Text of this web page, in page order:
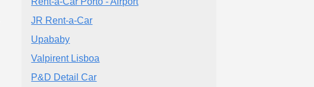
JR Rent-a-Car
Upababy
Valpirent Lisboa
P&D Detail Car